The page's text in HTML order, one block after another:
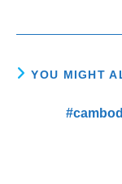
YOU MIGHT